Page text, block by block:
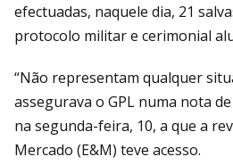
efectuadas, naquele dia, 21
protocolo militar e cerimonial
“Não representam qualquer
assegurava o GPL numa nota
na segunda-feira, 10, a que a
Mercado (E&M) teve acesso.